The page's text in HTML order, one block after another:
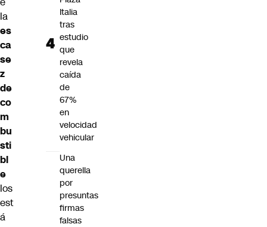
la
es
ca
se
z
de
co
m
bu
sti
bl
e
los
est
á
Italia
tras
estudio
que
revela
caída
de
67%
en
velocidad
vehicular
Una
querella
por
presuntas
firmas
falsas